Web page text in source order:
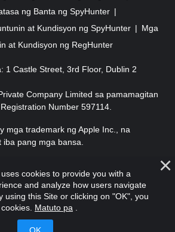
ng Banta ng SpyHunter
at Kundisyon ng SpyHunter
Mga
at Kundisyon ng RegHunter
1 Castle Street, 3rd Floor, Dublin 2
Company Limited sa pamamagitan
Number 597114.
mga trademark ng Apple Inc., na
pang mga bansa.
cookies to provide you with a
and analyze how users navigate
using this Site or clicking on "OK", you
Matuto pa